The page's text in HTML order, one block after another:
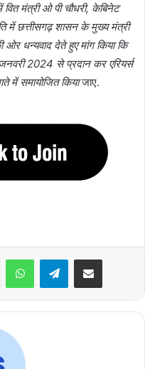
मंत्री ओ पी चौधरी, केबिनेट
में छत्तीसगढ़ शासन के मुख्य मंत्री
ओर धन्यवाद देते हुए मांग किया कि
जनवरी 2024 से प्रदान कर एरियर्स
में समायोजित कियाजाए.
MessengerWhatsAppTelegramShare via Email